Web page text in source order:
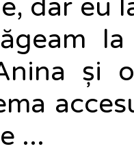
dar eu
și
...